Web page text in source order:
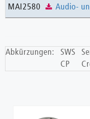
MAI2580 Audio-
Abkürzungen: SWS
CP